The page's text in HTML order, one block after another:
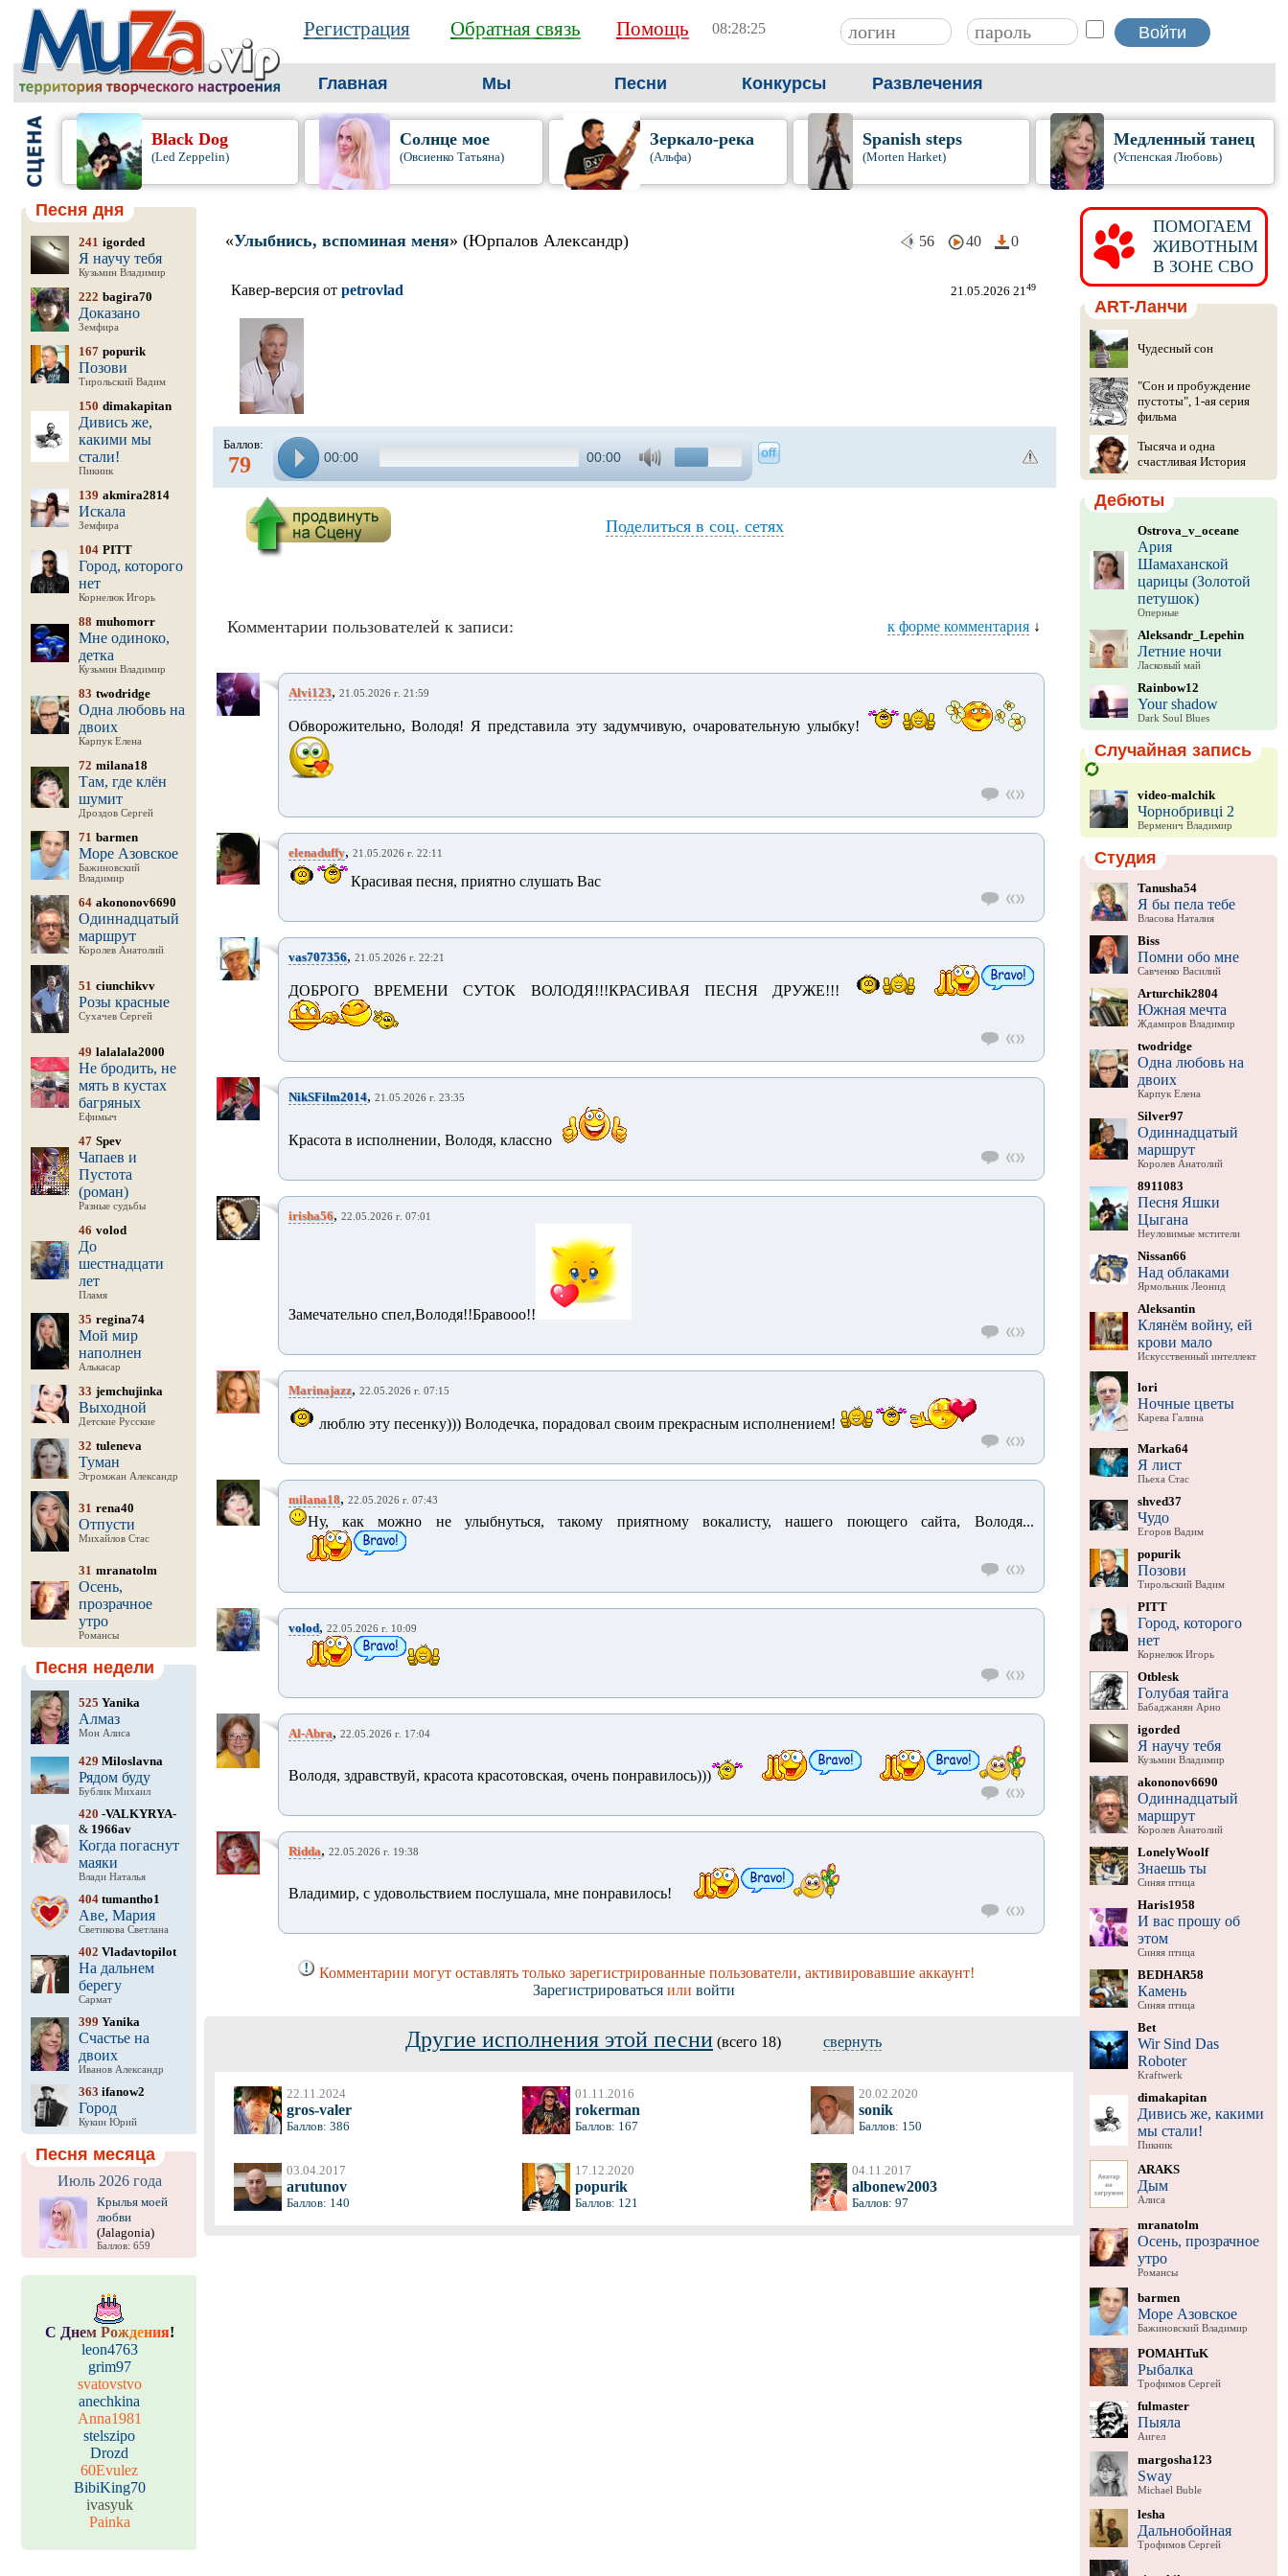
Регистрация Обратная связь Помощь 08:28:26
Главная Мы Песни Конкурсы Развлечения
Black Dog
(Led Zeppelin)
Солнце мое
(Овсиенко Татьяна)
Зеркало-река
(Альфа)
Spanish steps
(Morten Harket)
Медленный танец
(Успенская Любовь)
Песня дня
241 igorded
Я научу тебя
Кузьмин Владимир
222 bagira70
Доказано
Земфира
167 popurik
Позови
Тирольский Вадим
150 dimakapitan
Дивись же,
какими мы
стали!
Пикник
139 akmira2814
Искала
Земфира
104 PITT
Город, которого
нет
Корнелюк Игорь
88 muhomorr
Мне одиноко,
детка
Кузьмин Владимир
83 twodridge
Одна любовь на
двоих
Карпук Елена
72 milana18
Там, где клён
шумит
Дроздов Сергей
71 barmen
Море Азовское
Бажиновский
Владимир
64 akononov6690
Одиннадцатый
маршрут
Королев Анатолий
51 ciunchikvv
Розы красные
Сухачев Сергей
49 lalalala2000
Не бродить, не
мять в кустах
багряных
Ефимыч
47 Spev
Чапаев и
Пустота
(роман)
Разные судьбы
46 volod
До
шестнадцати
лет
Пламя
35 regina74
Мой мир
наполнен
Алькасар
33 jemchujinka
Выходной
Детские Русские
32 tuleneva
Туман
Эгромжан Александр
31 rena40
Отпусти
Михайлов Стас
31 mranatolm
Осень,
прозрачное
утро
Романсы
Песня недели
525 Yanika
Алмаз
Мон Алиса
429 Miloslavna
Рядом буду
Бублик Михаил
420 -VALKYRYA-
& 1966av
Когда погаснут
маяки
Влади Наталья
404tumantho1
Аве, Мария
Светикова Светлана
402 Vladavtopilot
На дальнем
берегу
Сармат
399 Yanika
Счастье на
двоих
Иванов Александр
363 ifanow2
Город
Кукин Юрий
Песня месяца
Июль 2026 года
Крылья моей
любви
(Jalagonia)
Баллов: 659
С Днем Рождения!
leon4763
grim97
svatovstvo
anechkina
Anna1981
stelszipo
Drozd
60Evulez
BibiKing70
ivasyuk
Painka
«Улыбнись, вспоминая меня» (Юрпалов Александр) 56 40 0
Кавер-версия от petrovlad 21.05.2026 2149
Баллов:
79 00:00 00:00
Поделиться в соц. сетях
Комментарии пользователей к записи: к форме комментария ↓
Alvi123, 21.05.2026 г. 21:59
Обворожительно, Володя! Я представила эту задумчивую, очаровательную улыбку!
elenaduffy, 21.05.2026 г. 22:11
Красивая песня, приятно слушать Вас
vas707356, 21.05.2026 г. 22:21
ДОБРОГО ВРЕМЕНИ СУТОК ВОЛОДЯ!!!КРАСИВАЯ ПЕСНЯ ДРУЖЕ!!!
NikSFilm2014, 21.05.2026 г. 23:35
Красота в исполнении, Володя, классно
irisha56, 22.05.2026 г. 07:01
Замечательно спел,Володя!!Бравооо!!
Marinajazz, 22.05.2026 г. 07:15
люблю эту песенку))) Володечка, порадовал своим прекрасным исполнением!
milana18, 22.05.2026 г. 07:43
Ну, как можно не улыбнуться, такому приятному вокалисту, нашего поющего сайта, Володя...
volod, 22.05.2026 г. 10:09
Al-Abra, 22.05.2026 г. 17:04
Володя, здравствуй, красота красотовская, очень понравилось)))
Ridda, 22.05.2026 г. 19:38
Владимир, с удовольствием послушала, мне понравилось!
Комментарии могут оставлять только зарегистрированные пользователи, активировавшие аккаунт!
Зарегистрироваться или войти
Другие исполнения этой песни (всего 18) свернуть
22.11.2024
gros-valer
Баллов: 386
01.11.2016
rokerman
Баллов: 167
20.02.2020
sonik
Баллов: 150
03.04.2017
arutunov
Баллов: 140
17.12.2020
popurik
Баллов: 121
04.11.2017
albonew2003
Баллов: 97
ПОМОГАЕМ
ЖИВОТНЫМ
В ЗОНЕ СВО
ART-Ланчи
Чудесный сон
"Сон и пробуждение
пустоты", 1-ая серия
фильма
Тысяча и одна
счастливая История
Дебюты
Ostrova_v_oceane
Ария
Шамаханской
царицы (Золотой
петушок)
Оперные
Aleksandr_Lepehin
Летние ночи
Ласковый май
Rainbow12
Your shadow
Dark Soul Blues
Случайная запись
video-malchik
Чорнобривцi 2
Верменич Владимир
Студия
Tanusha54
Я бы пела тебе
Власова Наталия
Biss
Помни обо мне
Савченко Василий
Arturchik2804
Южная мечта
Ждамиров Владимир
twodridge
Одна любовь на
двоих
Карпук Елена
Silver97
Одиннадцатый
маршрут
Королев Анатолий
8911083
Песня Яшки
Цыгана
Неуловимые мстители
Nissan66
Над облаками
Ярмольник Леонид
Aleksantin
Клянём войну, ей
крови мало
Искусственный интеллект
lori
Ночные цветы
Карева Галина
Marka64
Я лист
Пьеха Стас
shved37
Чудо
Егоров Вадим
popurik
Позови
Тирольский Вадим
PITT
Город, которого
нет
Корнелюк Игорь
Otblesk
Голубая тайга
Бабаджанян Арно
igorded
Я научу тебя
Кузьмин Владимир
akononov6690
Одиннадцатый
маршрут
Королев Анатолий
LonelyWoolf
Знаешь ты
Синяя птица
Haris1958
И вас прошу об
этом
Синяя птица
BEDHAR58
Камень
Синяя птица
Bet
Wir Sind Das
Roboter
Kraftwerk
dimakapitan
Дивись же, какими
мы стали!
Пикник
ARAKS
Дым
Алиса
mranatolm
Осень, прозрачное
утро
Романсы
barmen
Море Азовское
Бажиновский Владимир
POMAHTuK
Рыбалка
Трофимов Сергей
fulmaster
Пыяла
Аигел
margosha123
Sway
Michael Buble
lesha
Дальнобойная
Трофимов Сергей